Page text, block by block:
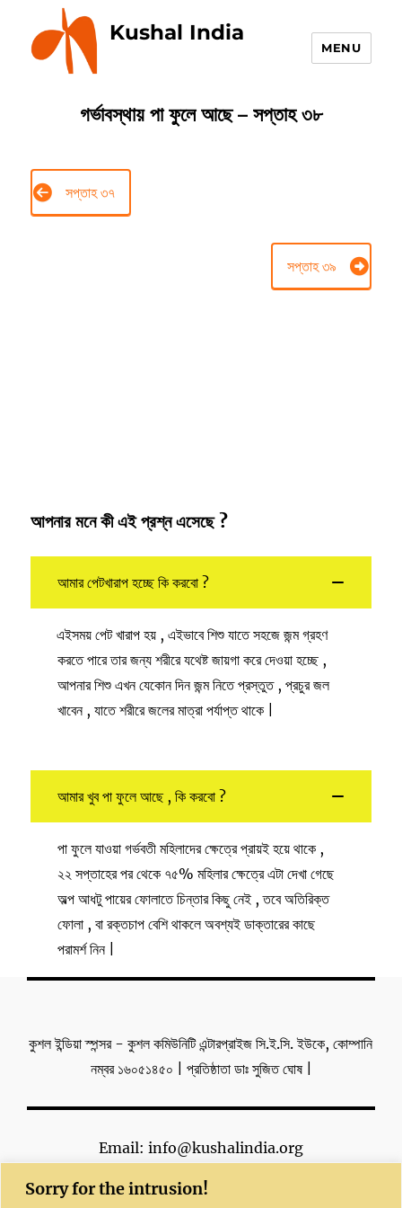
Sorry for the intrusion!
Kushal India
MENU
গর্ভাবস্থায় পা ফুলে আছে – সপ্তাহ ৩৮
সপ্তাহ ৩৭
সপ্তাহ ৩৯
আপনার মনে কী এই প্রশ্ন এসেছে ?
আমার পেটখারাপ হচ্ছে কি করবো ?
এইসময় পেট খারাপ হয় , এইভাবে শিশু যাতে সহজে জন্ম গ্রহণ
করতে পারে তার জন্য শরীরে যথেষ্ট জায়গা করে দেওয়া হচ্ছে ,
আপনার শিশু এখন যেকোন দিন জন্ম নিতে প্রস্তুত , প্রচুর জল
খাবেন , যাতে শরীরে জলের মাত্রা পর্যাপ্ত থাকে |
আমার খুব পা ফুলে আছে , কি করবো ?
পা ফুলে যাওয়া গর্ভবতী মহিলাদের ক্ষেত্রে প্রায়ই হয়ে থাকে ,
২২ সপ্তাহের পর থেকে ৭৫% মহিলার ক্ষেত্রে এটা দেখা গেছে
অল্প আধটু পায়ের ফোলাতে চিন্তার কিছু নেই , তবে অতিরিক্ত
ফোলা , বা রক্তচাপ বেশি থাকলে অবশ্যই ডাক্তারের কাছে
পরামর্শ নিন |
কুশল ইন্ডিয়া স্পন্সর - কুশল কমিউনিটি এন্টারপ্রাইজ সি.ই.সি. ইউকে, কোম্পানি
নম্বর ১৬০৫১৪৫০ | প্রতিষ্ঠাতা ডাঃ সুজিত ঘোষ |
Email: info@kushalindia.org